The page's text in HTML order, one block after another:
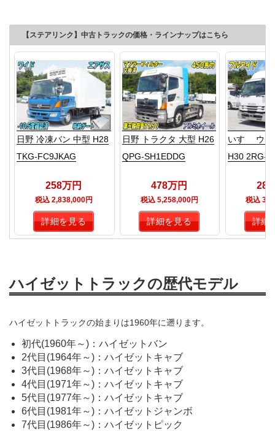
【ステアリンク】中古トラックの価格・ラインナップはこちら
日野 冷凍バン 中型 H28
TKG-FC9JKAG
258万円
税込 2,838,000円
詳細を見る
日野 トラクタ 大型 H26
QPG-SH1EDDG
478万円
税込 5,258,000円
詳細を見る
いすゞ ウ
H30 2RG-
288
税込
詳細
ハイゼットトラックの歴代モデル
ハイゼットトラックの始まりは1960年に遡ります。
初代(1960年～)：ハイゼットバン
2代目(1964年～)：ハイゼットキャブ
3代目(1968年～)：ハイゼットキャブ
4代目(1971年～)：ハイゼットキャブ
5代目(1977年～)：ハイゼットキャブ
6代目(1981年～)：ハイゼットジャンボ
7代目(1986年～)：ハイゼットピック